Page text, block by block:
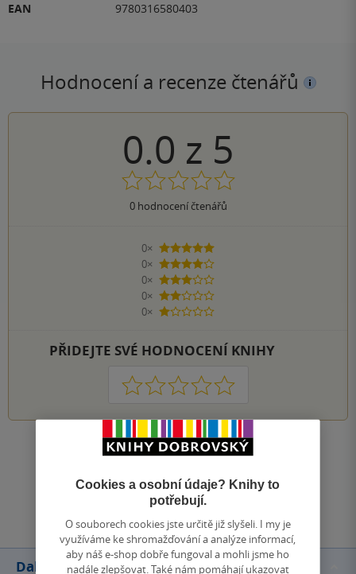
EAN
9780316580403
Hodnocení a recenze čtenářů
0.0 z 5
0hodnocení čtenářů
0×
5 hvězdiček
0×
4 hvězdičky
0×
3 hvězdičky
0×
2 hvězdičky
0×
1 hvezdička
PŘIDEJTE SVÉ HODNOCENÍ KNIHY
1 2 3 4 5
Zobrazit všechna hodnocení
Přidat hodnocení
Další knihy autora
Cookies a osobní údaje? Knihy to
potřebují.
O souborech cookies jste určitě již slyšeli. I my je
využíváme ke shromažďování a analýze informací,
aby náš e-shop dobře fungoval a mohli jsme ho
nadále zlepšovat. Také nám pomáhají ukazovat